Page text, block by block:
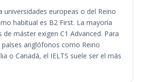
universidades europeas o del Reino
habitual es B2 First. La mayoría
de máster exigen C1 Advanced. Para
anglófonos como Reino
o Canadá, el IELTS suele ser el más